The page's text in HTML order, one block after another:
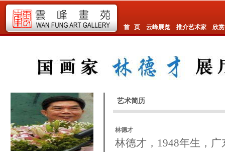
首 页 云峰展览 推介艺术家 欣
艺术简历
林德才
林德才，1948年生，